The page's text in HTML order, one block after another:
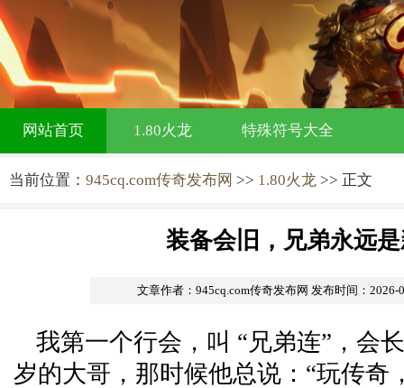
网站首页 1.80火龙 特殊符号大全
当前位置： 945cq.com传奇发布网 >> 1.80火龙 >> 正文
装备会旧，兄弟永远
文章作者：945cq.com传奇发布网 发布时间：2026-
我第一个行会，叫 “兄弟连”，会
岁的大哥，那时候他总说：“玩传奇